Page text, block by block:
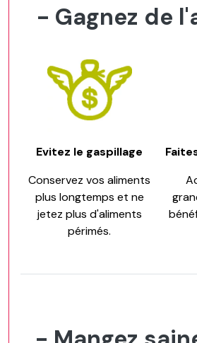
- Gagnez de
Evitez le gaspillage
Conservez vos aliments
plus longtemps et ne
jetez plus d'aliments
périmés.